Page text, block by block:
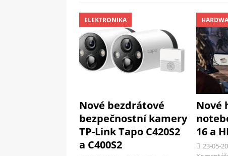
ELEKTRONIKA
Nové bezdrátové
bezpečnostní kamery
TP-Link Tapo C420S2
a C400S2
Nové
16 a
23-05-